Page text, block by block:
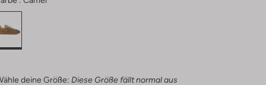
deine Größe: Diese Größe fällt normal aus